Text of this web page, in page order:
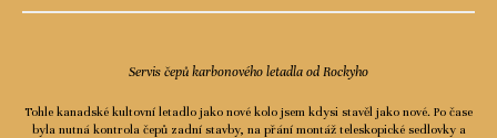
Servis čepů karbonového letadla od Rockyho
Tohle kanadské kultovní letadlo jako nové kolo jsem kdysi stavěl jako nové. Po čase
byla nutná kontrola čepů zadní stavby, na přání montáž teleskopické sedlovky a